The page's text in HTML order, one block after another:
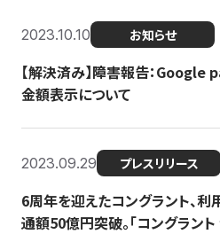
2023.10.10 お知らせ
【解決済み】障害報告：
金額表示について
2023.09.29 プレスリリース
6周年を迎えたコングラント、
通額50億円突破。「コングラン